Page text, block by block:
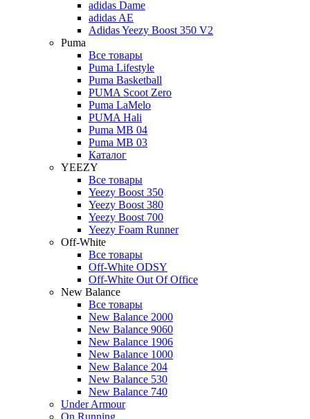
adidas Dame
adidas AE
Adidas Yeezy Boost 350 V2
Puma
Все товары
Puma Lifestyle
Puma Basketball
PUMA Scoot Zero
Puma LaMelo
PUMA Hali
Puma MB 04
Puma MB 03
Каталог
YEEZY
Все товары
Yeezy Boost 350
Yeezy Boost 380
Yeezy Boost 700
Yeezy Foam Runner
Off-White
Все товары
Off-White ODSY
Off-White Out Of Office
New Balance
Все товары
New Balance 2000
New Balance 9060
New Balance 1906
New Balance 1000
New Balance 204
New Balance 530
New Balance 740
Under Armour